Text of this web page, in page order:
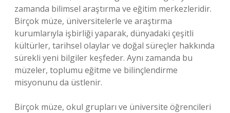
zamanda bilimsel araştırma ve eğitim merkezleridir.
Birçok müze, üniversitelerle ve araştırma
kurumlarıyla işbirliği yaparak, dünyadaki çeşitli
kültürler, tarihsel olaylar ve doğal süreçler hakkında
sürekli yeni bilgiler keşfeder. Aynı zamanda bu
müzeler, toplumu eğitme ve bilinçlendirme
misyonunu da üstlenir.
Birçok müze, okul grupları ve üniversite öğrencileri